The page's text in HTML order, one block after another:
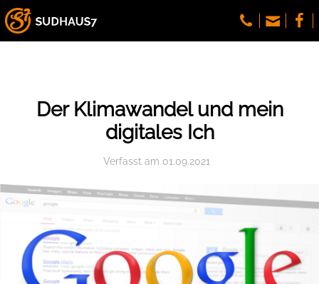
Der Klimawandel und mein
digitales Ich
Verfasst am 01.09.2021